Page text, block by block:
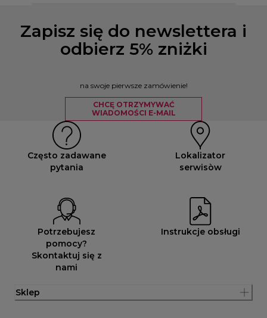
Zapisz się do newslettera i
odbierz 5% zniżki
na swoje pierwsze zamówienie!
CHCĘ OTRZYMYWAĆ
WIADOMOŚCI E-MAIL
Często zadawane
pytania
Lokalizator
serwisòw
Potrzebujesz
pomocy?
Skontaktuj się z
nami
Instrukcje obsługi
Sklep